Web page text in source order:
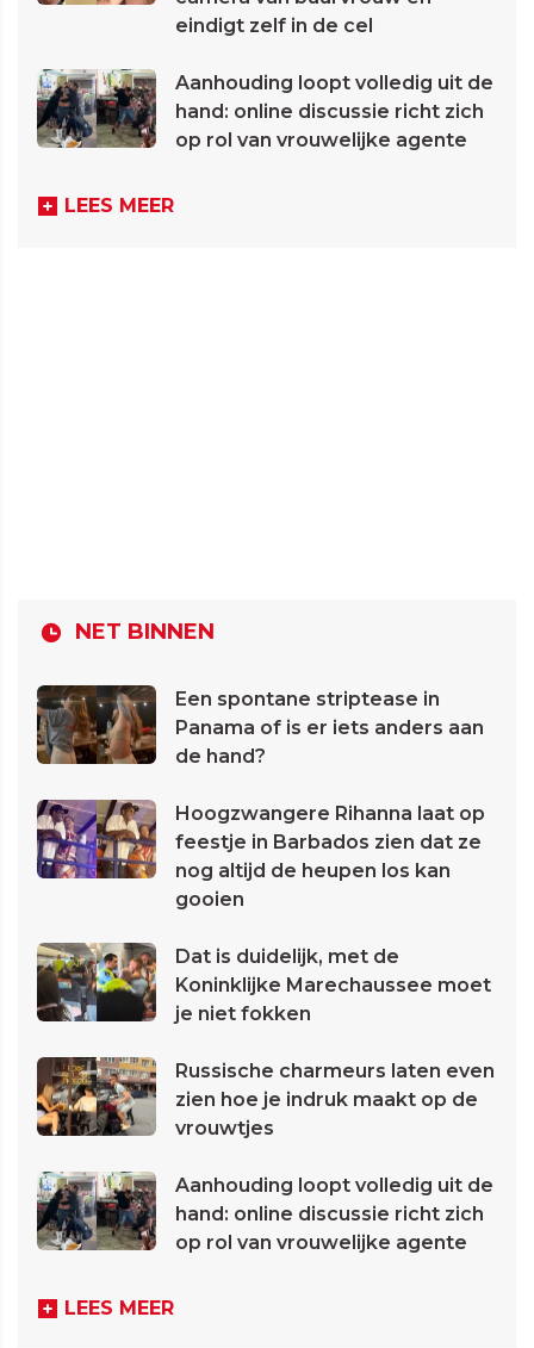
eindigt zelf in de cel
Aanhouding loopt volledig uit de
hand: online discussie richt zich
op rol van vrouwelijke agente
LEES MEER
NET BINNEN
Een spontane striptease in
Panama of is er iets anders aan
de hand?
Hoogzwangere Rihanna laat op
feestje in Barbados zien dat ze
nog altijd de heupen los kan
gooien
Dat is duidelijk, met de
Koninklijke Marechaussee moet
je niet fokken
Russische charmeurs laten even
zien hoe je indruk maakt op de
vrouwtjes
Aanhouding loopt volledig uit de
hand: online discussie richt zich
op rol van vrouwelijke agente
LEES MEER